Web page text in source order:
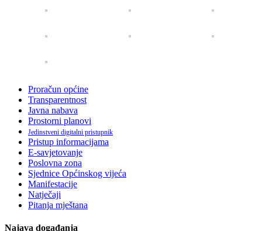
Proračun općine
Transparentnost
Javna nabava
Prostorni planovi
Jedinstveni digitalni pristupnik
Pristup informacijama
E-savjetovanje
Poslovna zona
Sjednice Općinskog vijeća
Manifestacije
Natječaji
Pitanja mještana
Najava događanja